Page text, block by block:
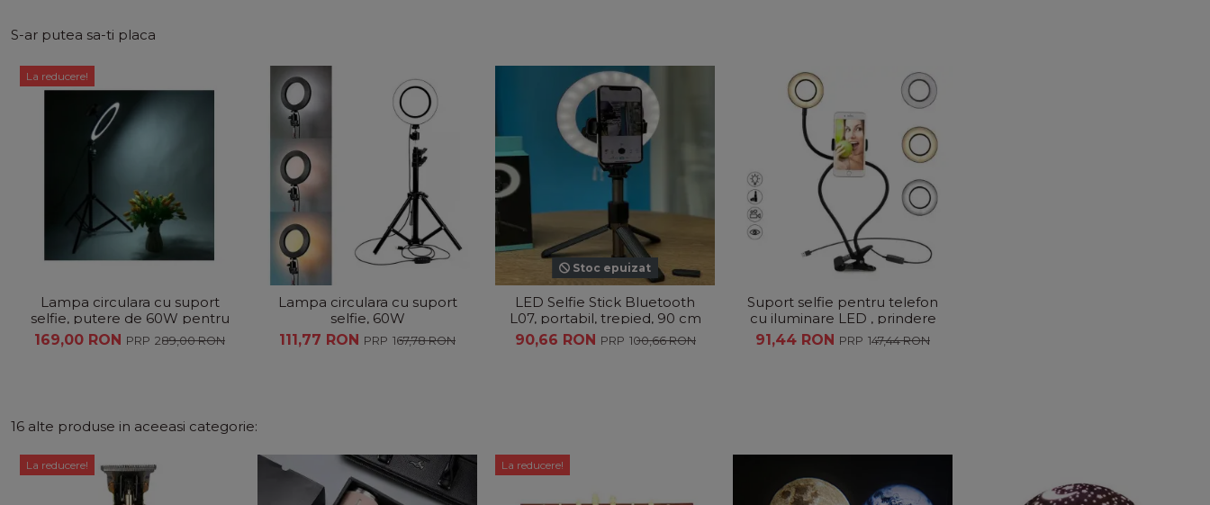
S-ar putea sa-ti placa
La reducere!
Lampa circulara cu suport
selfie, putere de 60W pentru
foto, make-up, cosmetica
169,00 RON 289,00 RON
Lampa circulara cu suport
selfie, 60W
111,77 RON
167,78 RON
Stoc epuizat
LED Selfie Stick Bluetooth
L07, portabil, trepied, 90 cm
90,66 RON
100,66 RON
Suport selfie pentru telefon
cu iluminare LED , prindere
birou
91,44 RON 147,44 RON
16 alte produse in aceeasi categorie:
La reducere! La reducere!